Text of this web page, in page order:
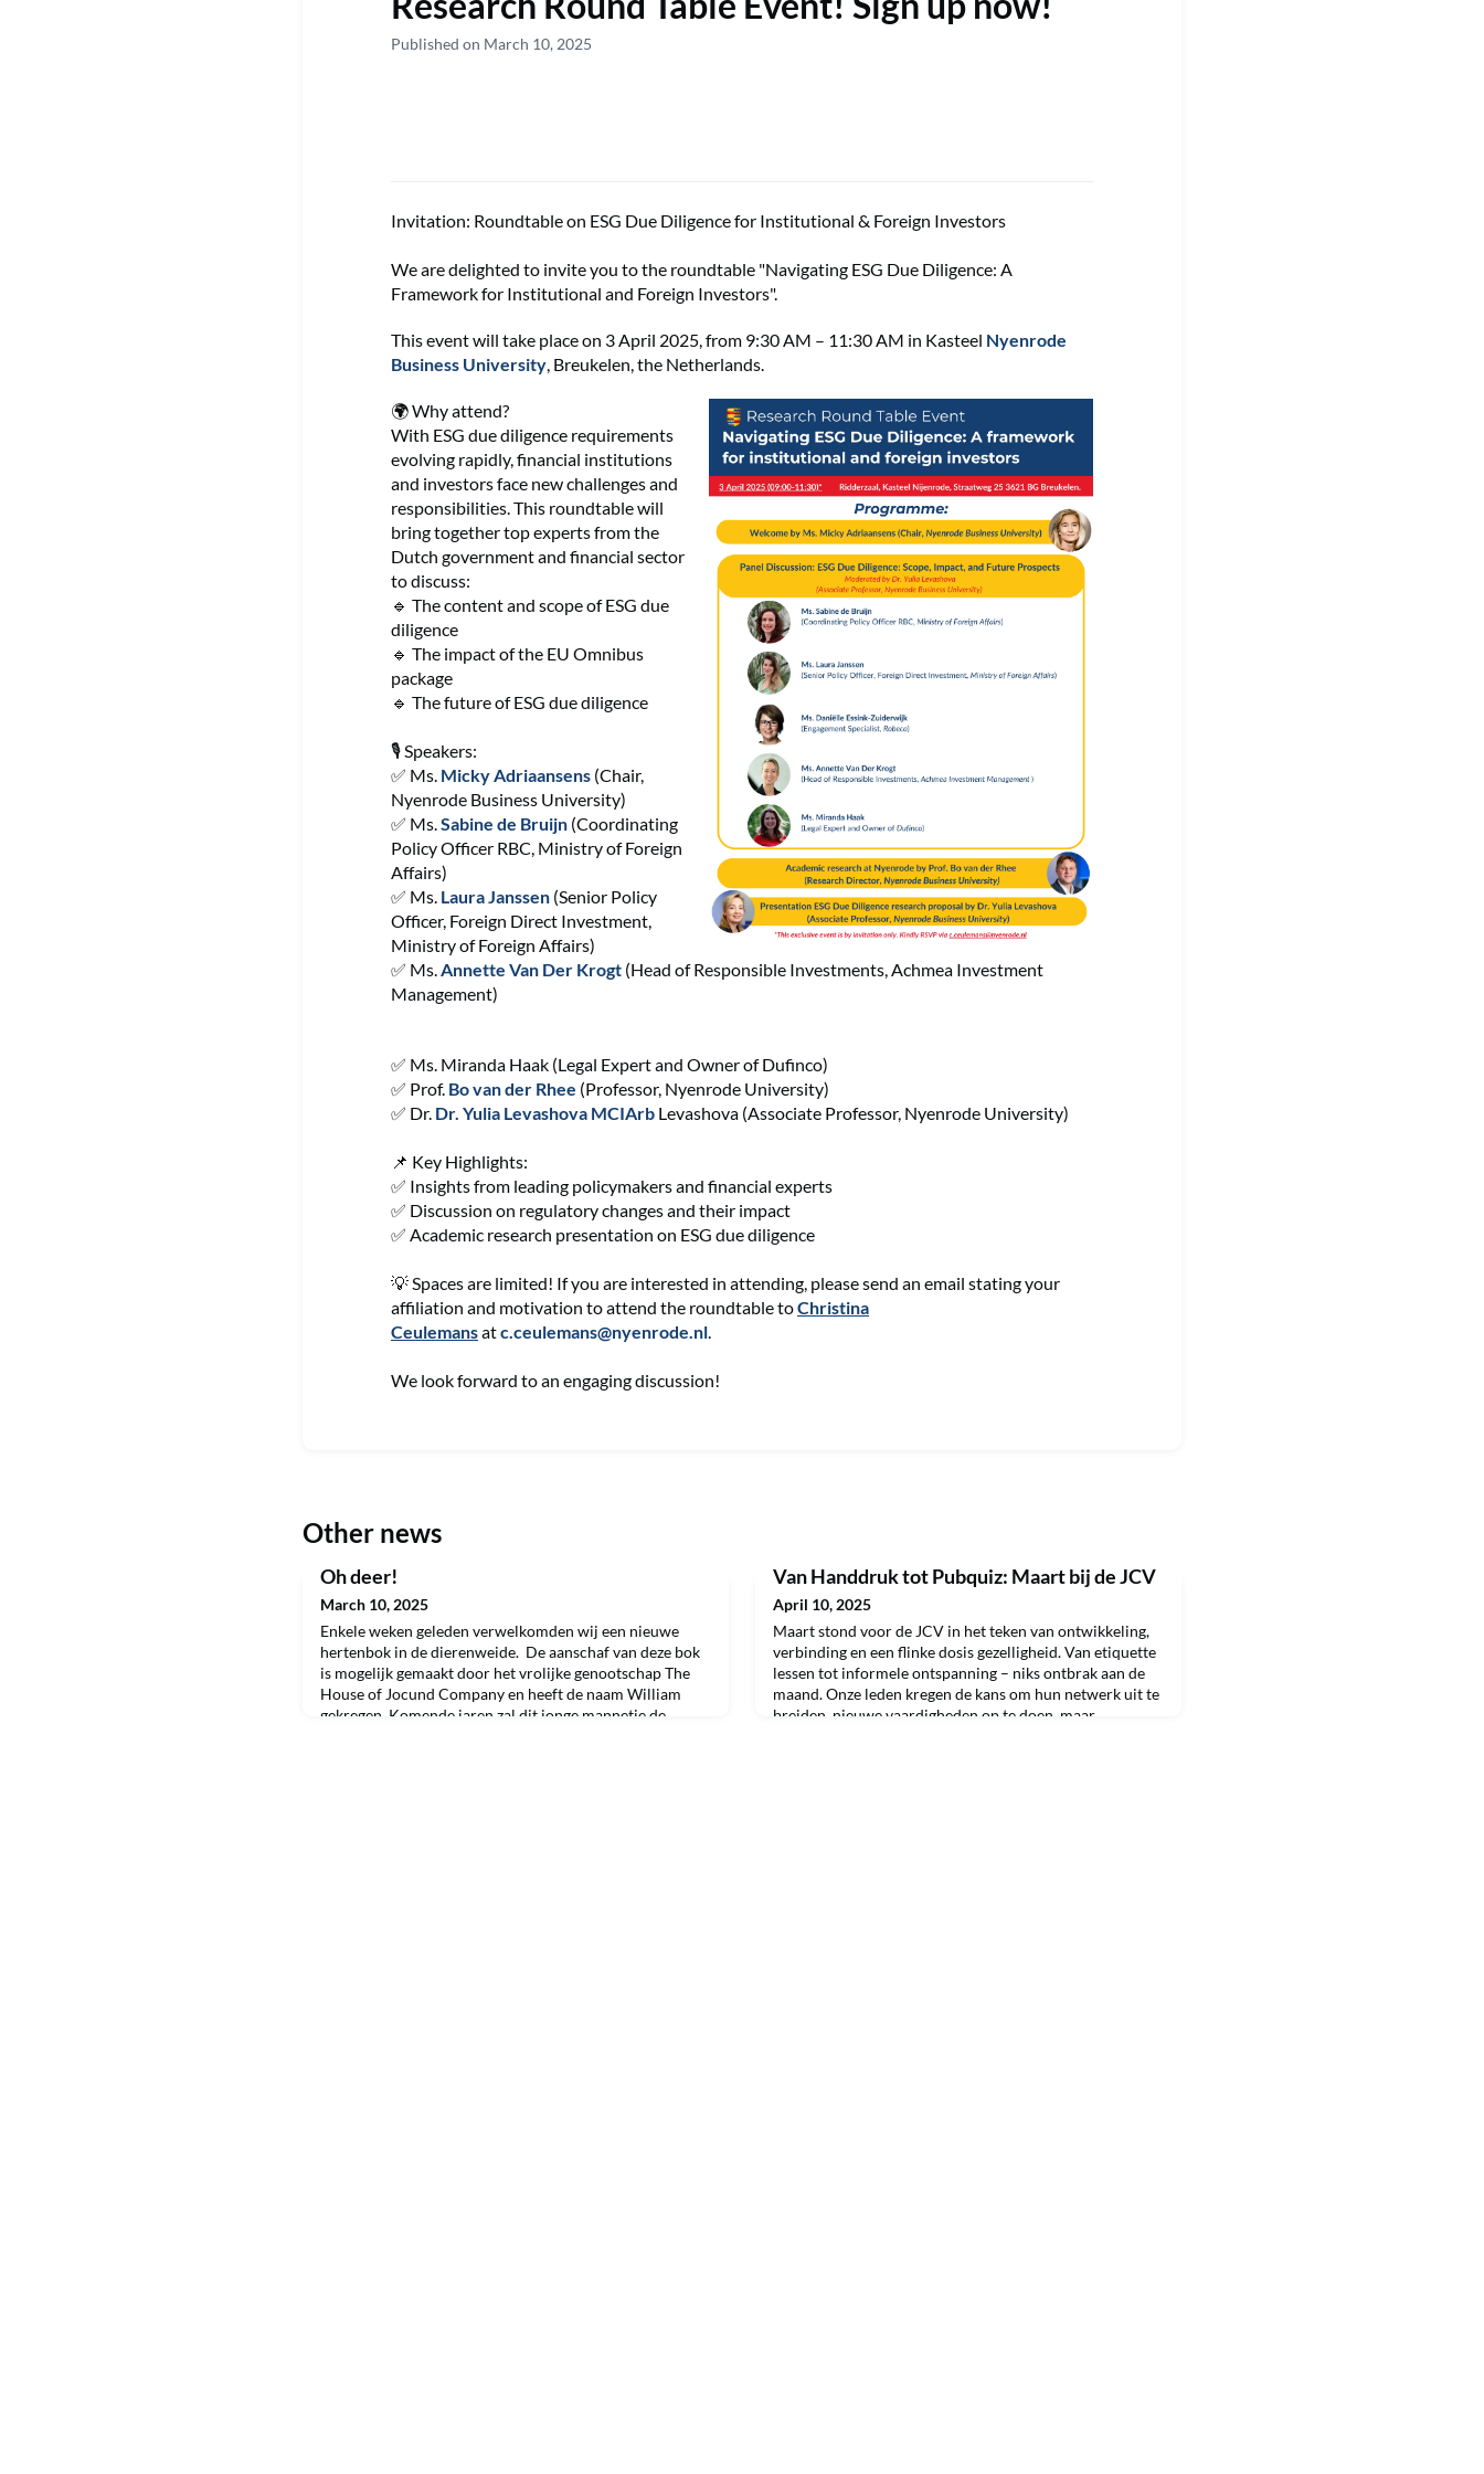
Published on March 10, 2025
Invitation: Roundtable on ESG Due Diligence for Institutional & Foreign Investors
We are delighted to invite you to the roundtable "Navigating ESG Due Diligence: A
Framework for Institutional and Foreign Investors".
This event will take place on 3 April 2025, from 9:30 AM – 11:30 AM in Kasteel Nyenrode
Business University, Breukelen, the Netherlands.
🌍Why attend?
With ESG due diligence requirements
evolving rapidly, financial institutions
and investors face new challenges and
responsibilities. This roundtable will
bring together top experts from the
Dutch government and financial sector
to discuss:
🔹 The content and scope of ESG due
diligence
🔹 The impact of the EU Omnibus
package
🔹 The future of ESG due diligence
🎙️Speakers:
✅ Ms. Micky Adriaansens (Chair,
Nyenrode Business University)
✅ Ms.Sabine de Bruijn (Coordinating
Policy Officer RBC, Ministry of Foreign
Affairs)
✅ Ms. Laura Janssen (Senior Policy
Officer, Foreign Direct Investment,
Ministry of Foreign Affairs)
✅ Ms.Annette Van Der Krogt (Head of Responsible Investments, Achmea Investment
Management)
✅ Ms. Miranda Haak (Legal Expert and Owner of Dufinco)
✅ Prof. Bo van der Rhee (Professor, Nyenrode University)
✅ Dr. Dr. Yulia Levashova MCIArb Levashova (Associate Professor, Nyenrode University)
📌 Key Highlights:
✅ Insights from leading policymakers and financial experts
✅ Discussion on regulatory changes and their impact
✅ Academic research presentation on ESG due diligence
💡Spaces are limited! If you are interested in attending, please send an email stating your
affiliation and motivation to attend the roundtable toChristina
Ceulemansatc.ceulemans@nyenrode.nl.
We look forward to an engaging discussion!
Other news
Oh deer!
March 10, 2025
Enkele weken geleden verwelkomden wij een nieuwe
hertenbok in de dierenweide. De aanschaf van deze bok
is mogelijk gemaakt door het vrolijke genootschap The
House of Jocund Company en heeft de naam William
gekregen. Komende jaren zal dit jonge mannetje de
Van Handdruk tot Pubquiz: Maart bij de JCV
April 10, 2025
Maart stond voor de JCV in het teken van ontwikkeling,
verbinding en een flinke dosis gezelligheid. Van etiquette
lessen tot informele ontspanning – niks ontbrak aan de
maand. Onze leden kregen de kans om hun netwerk uit te
breiden, nieuwe vaardigheden op te doen, maar